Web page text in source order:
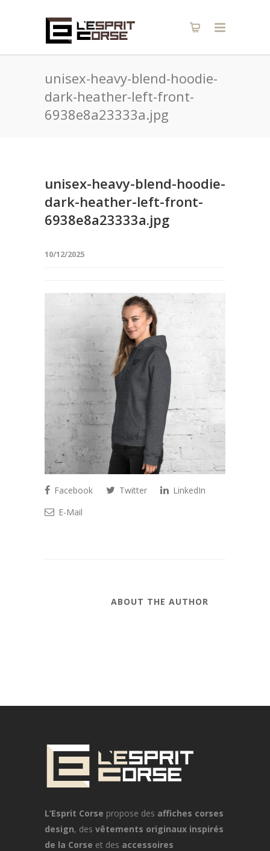
unisex-heavy-blend-hoodie-
dark-heather-left-front-
6938e8a23333a.jpg
unisex-heavy-blend-hoodie-
dark-heather-left-front-
6938e8a23333a.jpg
10/12/2025
Facebook Twitter
LinkedIn
E-Mail
ABOUT THE AUTHOR
L’Esprit Corse propose des affiches corses
design, des vêtements originaux inspirés
de la Corse et des accessoires